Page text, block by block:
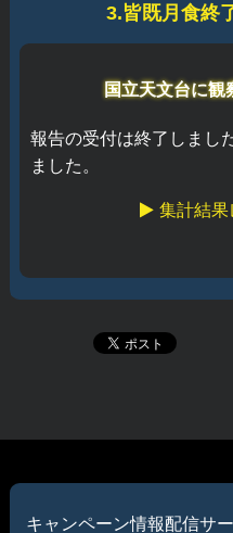
3.皆既月食終
国立天文台に観
報告の受付は終了しまし
ました。
集計結果
キャンペーン情報配信サ